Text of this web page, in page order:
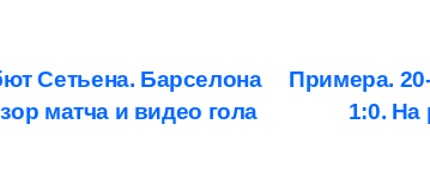
Примера.
1:0. На
Сетьена. Барселона
матча и видео гола